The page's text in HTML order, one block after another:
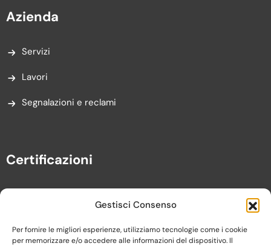
Gestisci Consenso
Per fornire le migliori esperienze, utilizziamo tecnologie come i cookie
per memorizzare e/o accedere alle informazioni del dispositivo. Il
Azienda
Servizi
Lavori
Segnalazioni e reclami
Certificazioni